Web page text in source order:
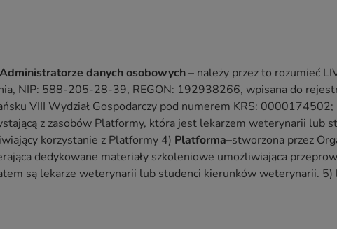
Administratorze danych osobowych– należy przez to rozumieć
NIP: 588-205-28-39, REGON: 192938266, wpisana do
VIII Wydział Gospodarczy pod numerem KRS: 0000174502;
z zasobów Platformy, która jest lekarzem weterynarii lub
korzystanie z Platformy 4) Platforma–stworzona przez
dedykowane materiały szkoleniowe umożliwiająca
są lekarze weterynarii lub studenci kierunków weterynarii. 5)